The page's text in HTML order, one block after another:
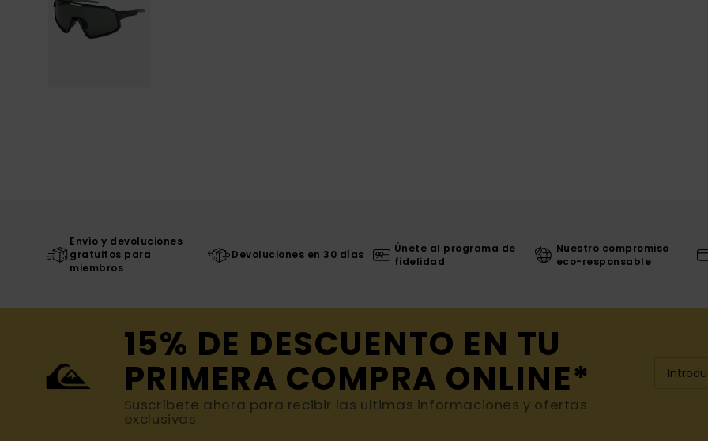
Envío y devoluciones
gratuitos para
miembros
Devoluciones en 30 días
Únete al programa de
fidelidad
Nuestro compromiso
eco-responsable
15% DE DESCUENTO EN TU
PRIMERA COMPRA ONLINE*
Suscríbete ahora para recibir las ultimas informaciones y ofertas
exclusivas.